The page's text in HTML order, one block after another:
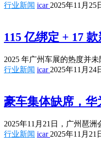
行业新闻 icar 2025年11月25
115 亿绑定 + 17
2025 年广州车展的热度并
行业新闻 icar 2025年11月24
豪车集体缺席，华
2025年11月21日，广州琶
行业新闻 icar 2025年11月21